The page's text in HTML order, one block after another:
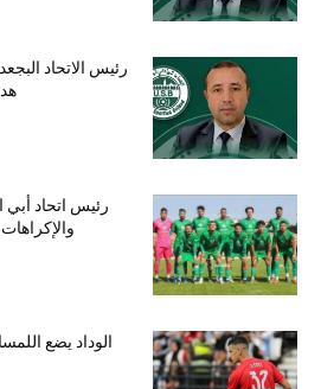
رئيس الاتحاد
رئيس اتحاد أبي
والإكراهات
الوداد يضع